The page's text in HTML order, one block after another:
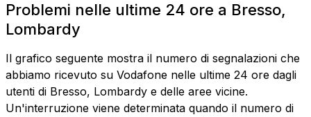
Problemi nelle ultime 24 ore a Bresso,
Lombardy
Il grafico seguente mostra il numero di segnalazioni che
abbiamo ricevuto su Vodafone nelle ultime 24 ore dagli
utenti di Bresso, Lombardy e delle aree vicine.
Un'interruzione viene determinata quando il numero di